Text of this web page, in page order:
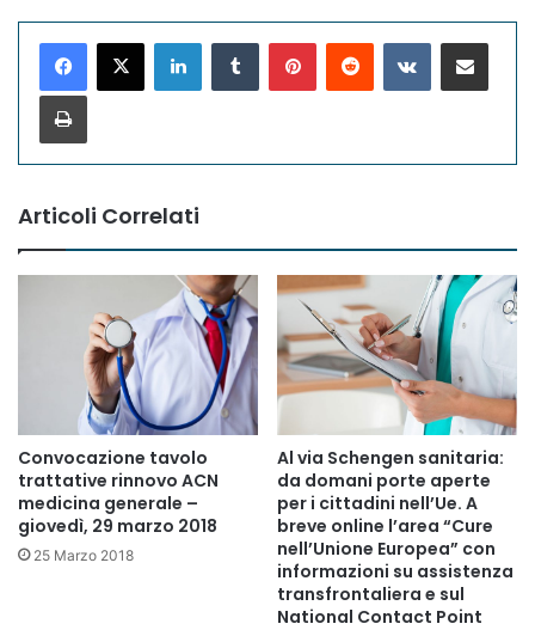
Articoli Correlati
Convocazione tavolo
trattative rinnovo ACN
medicina generale –
giovedì, 29 marzo 2018
25 Marzo 2018
Al via Schengen sanitaria:
da domani porte aperte
per i cittadini nell’Ue. A
breve online l’area “Cure
nell’Unione Europea” con
informazioni su assistenza
transfrontaliera e sul
National Contact Point